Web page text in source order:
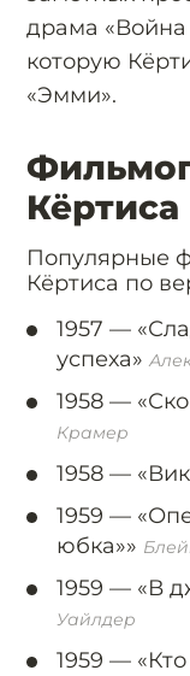
драма «Война
которую
«Эмми».
Кёртиса
Популярные
Кёртиса по
1957 —
успеха»
1958 —
Крамер
1958 —
1959 —
юбка»»
1959 — «В
Уайлдер
1959 —